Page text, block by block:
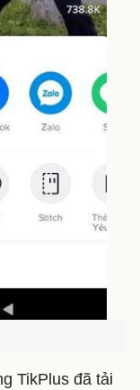
TikPlus đã tải